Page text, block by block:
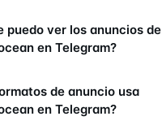
puedo ver los anuncios de
en Telegram?
de anuncio usa
en Telegram?